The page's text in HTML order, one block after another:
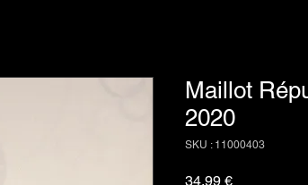
Maillot
2020
SKU : 11000403
34,99 €Prix